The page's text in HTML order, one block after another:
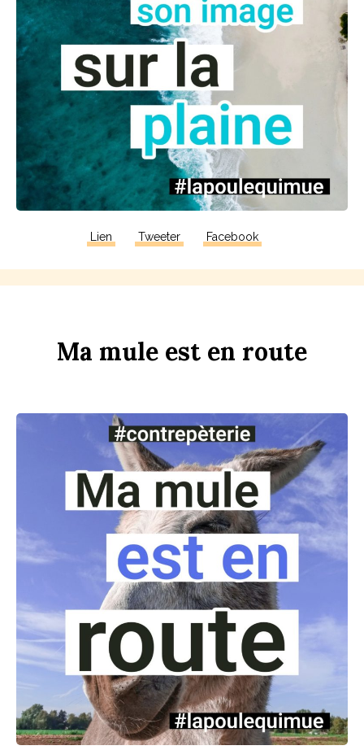
Lien Tweeter Facebook
Ma mule est en route